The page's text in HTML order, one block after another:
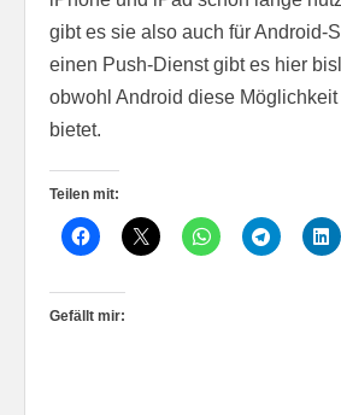
gibt es sie also auch für Android-
einen Push-Dienst gibt es hier
obwohl Android diese
bietet.
Teilen mit:
Gefällt mir: